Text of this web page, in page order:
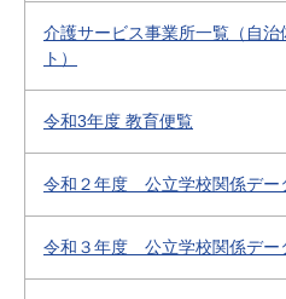
介護サービス事業所一覧（自
ト）
令和3年度 教育便覧
令和２年度 公立学校関係デー
令和３年度 公立学校関係デー